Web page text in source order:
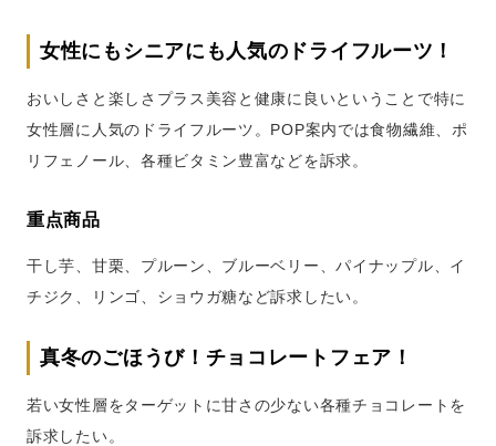
女性にもシニアにも人気のドライフルーツ！
おいしさと楽しさプラス美容と健康に良いということで特に
女性層に人気のドライフルーツ。POP案内では食物繊維、ポ
リフェノール、各種ビタミン豊富などを訴求。
重点商品
干し芋、甘栗、プルーン、ブルーベリー、パイナップル、イ
チジク、リンゴ、ショウガ糖など訴求したい。
真冬のごほうび！チョコレートフェア！
若い女性層をターゲットに甘さの少ない各種チョコレートを
訴求したい。